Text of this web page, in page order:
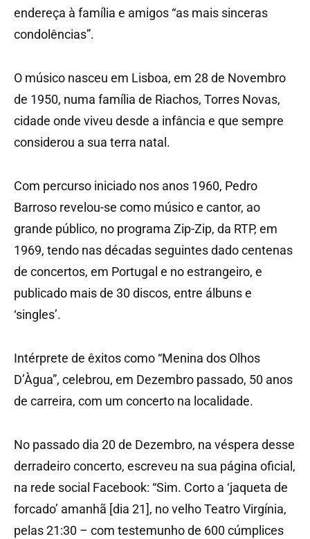
endereça à família e amigos “as mais sinceras
condolências”.
O músico nasceu em Lisboa, em 28 de Novembro
de 1950, numa família de Riachos, Torres Novas,
cidade onde viveu desde a infância e que sempre
considerou a sua terra natal.
Com percurso iniciado nos anos 1960, Pedro
Barroso revelou-se como músico e cantor, ao
grande público, no programa Zip-Zip, da RTP, em
1969, tendo nas décadas seguintes dado centenas
de concertos, em Portugal e no estrangeiro, e
publicado mais de 30 discos, entre álbuns e
‘singles’.
Intérprete de êxitos como “Menina dos Olhos
D’Àgua”, celebrou, em Dezembro passado, 50 anos
de carreira, com um concerto na localidade.
No passado dia 20 de Dezembro, na véspera desse
derradeiro concerto, escreveu na sua página oficial,
na rede social Facebook: “Sim. Corto a ‘jaqueta de
forcado’ amanhã [dia 21], no velho Teatro Virgínia,
pelas 21:30 – com testemunho de 600 cúmplices